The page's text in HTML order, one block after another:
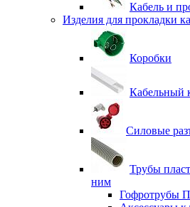
Кабель и
Изделия для прокладки
Коробки
Кабельный
Силовые
Трубы
ним
Гофротрубы